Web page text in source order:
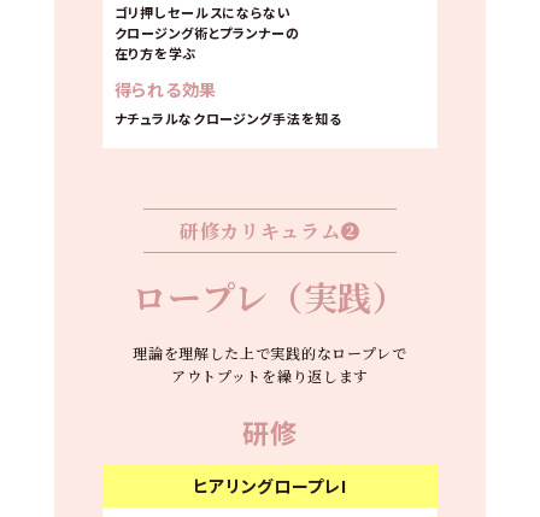
ゴリ押しセールスにならない
クロージング術とプランナーの
在り方を学ぶ
得られる効果
ナチュラルなクロージング手法を知る
研修カリキュラム❷
ロープレ（実践）
理論を理解した上で実践的なロープレで
アウトプットを繰り返します
研修
ヒアリングロープレI